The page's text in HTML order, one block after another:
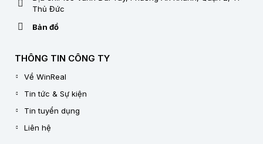
Thủ Đức
Bản đồ
THÔNG TIN CÔNG TY
Về WinReal
Tin tức & Sự kiện
Tin tuyển dụng
Liên hệ